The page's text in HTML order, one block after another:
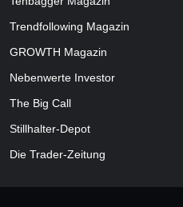
Trendfollowing Magazin
GROWTH Magazin
Nebenwerte Investor
The Big Call
Stillhalter-Depot
Die Trader-Zeitung